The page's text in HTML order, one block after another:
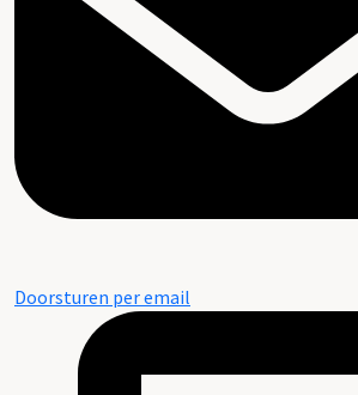
Doorsturen per email